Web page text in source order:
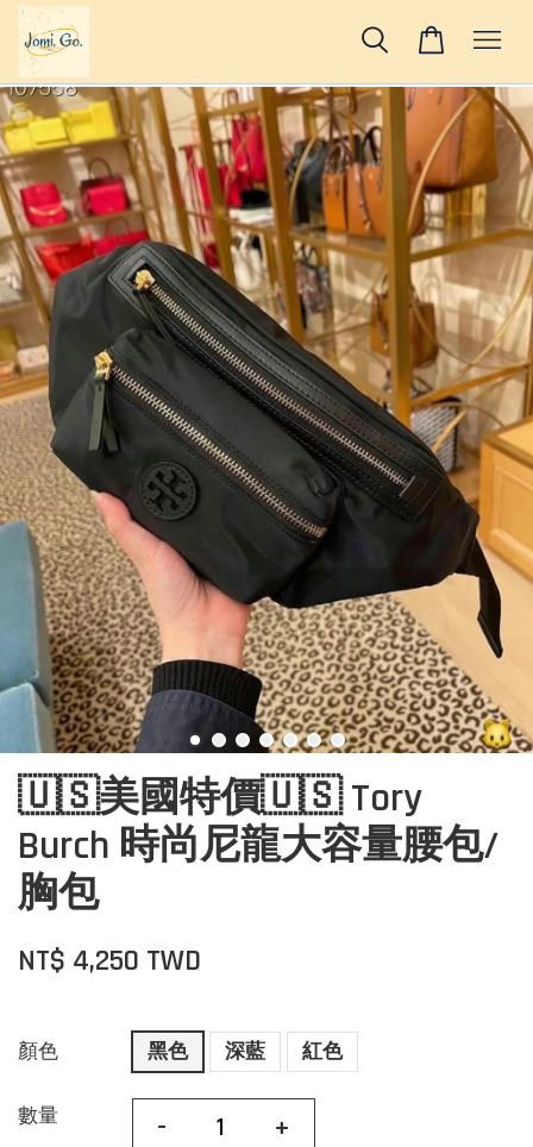
🇺🇸美國特價🇺🇸 Tory
Burch 時尚尼龍大容量腰包/
胸包
NT$ 4,250 TWD
顏色 黑色 深藍 紅色
數量 - +